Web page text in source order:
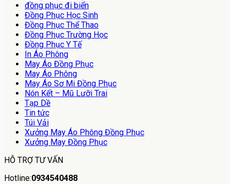
đồng phục đi biển
Đồng Phục Học Sinh
Đồng Phục Thể Thao
Đồng Phục Trường Học
Đồng Phục Y Tế
In Áo Phông
May Áo Đồng Phục
May Áo Phông
May Áo Sơ Mi Đồng Phục
Nón Kết – Mũ Lưỡi Trai
Tạp Dề
Tin tức
Túi Vải
Xưởng May Áo Phông Đồng Phục
Xưởng May Đồng Phục
HỖ TRỢ TƯ VẤN
Hotline:0934540488